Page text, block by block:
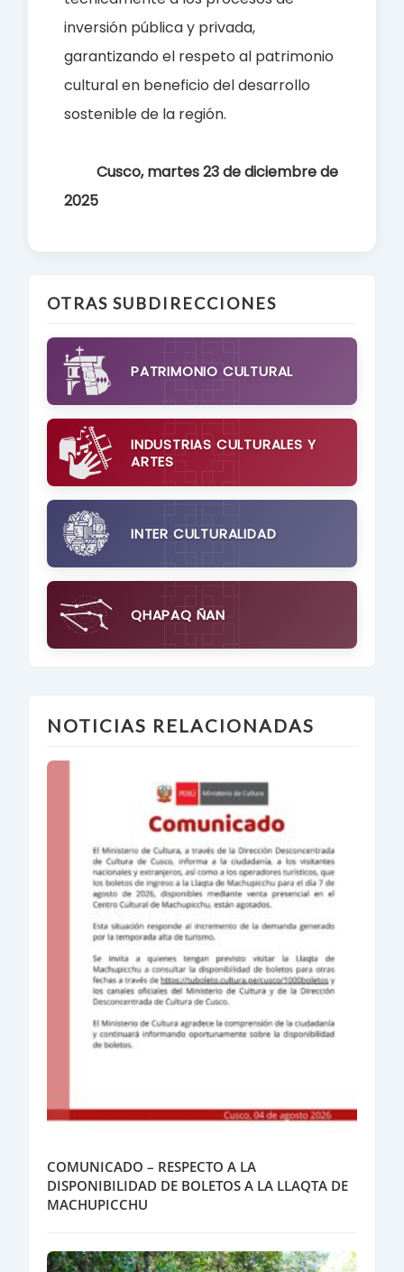
inversión pública y privada,
garantizando el respeto al patrimonio
cultural en beneficio del desarrollo
sostenible de la región.
Cusco, martes 23 de diciembre de
2025
OTRAS SUBDIRECCIONES
PATRIMONIO CULTURAL
INDUSTRIAS CULTURALES Y
ARTES
INTER CULTURALIDAD
QHAPAQ ÑAN
NOTICIAS RELACIONADAS
COMUNICADO – RESPECTO A LA
DISPONIBILIDAD DE BOLETOS A LA LLAQTA DE
MACHUPICCHU